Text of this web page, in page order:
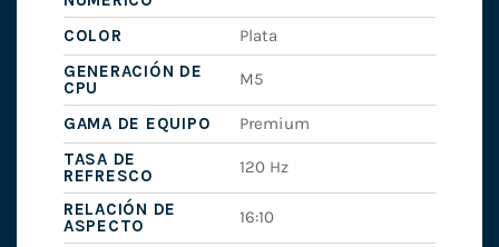
COLOR
Plata
GENERACIÓN DE
CPU
M5
GAMA DE EQUIPO
Premium
TASA DE
REFRESCO
120 Hz
RELACIÓN DE
ASPECTO
16:10